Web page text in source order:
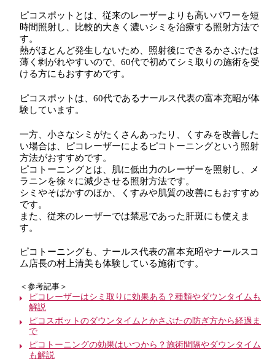
ピコスポットとは、従来のレーザーよりも高いパワーを短
時間照射し、比較的大きく濃いシミを治療する照射方法で
す。
熱がほとんど発生しないため、照射後にできるかさぶたは
薄く剥がれやすいので、60代で初めてシミ取りの施術を受
ける方にもおすすめです。
ピコスポットは、60代であるナールス代表の富本充昭が体
験しています。
一方、小さなシミがたくさんあったり、くすみを改善した
い場合は、ピコレーザーによるピコトーニングという照射
方法がおすすめです。
ピコトーニングとは、肌に低出力のレーザーを照射し、メ
ラニンを徐々に減少させる照射方法です。
シミやそばかすのほか、くすみや肌質の改善にもおすすめ
です。
また、従来のレーザーでは禁忌であった肝斑にも使えま
す。
ピコトーニングも、ナールス代表の富本充昭やナールスコ
ム店長の村上清美も体験している施術です。
＜参考記事＞
ピコレーザーはシミ取りに効果ある？種類やダウンタイムも
解説
ピコスポットのダウンタイムとかさぶたの防ぎ方から経過ま
で
ピコトーニングの効果はいつから？施術間隔やダウンタイム
も解説